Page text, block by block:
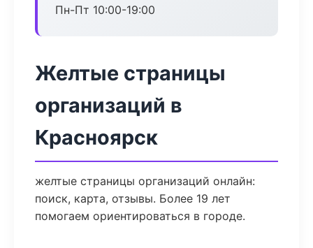
Пн-Пт 10:00-19:00
Желтые страницы
организаций в
Красноярск
желтые страницы организаций онлайн:
поиск, карта, отзывы. Более 19 лет
помогаем ориентироваться в городе.